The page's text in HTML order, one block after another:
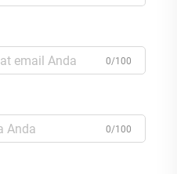
0/100
0/100